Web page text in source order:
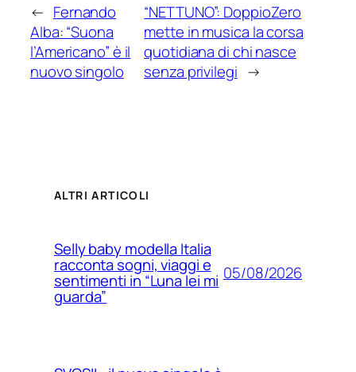
← Fernando
Alba: “Suona
l’Americano” è il
nuovo singolo
“NETTUNO”: DoppioZero
mette in musica la corsa
quotidiana di chi nasce
senza privilegi →
ALTRI ARTICOLI
Selly baby modella Italia
racconta sogni, viaggi e
sentimenti in “Luna lei mi
guarda”
05/08/2026